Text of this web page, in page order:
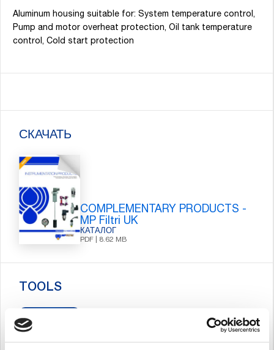
Aluminum housing suitable for: System temperature control,
Pump and motor overheat protection, Oil tank temperature
control, Cold start protection
СКАЧАТЬ
COMPLEMENTARY PRODUCTS -
MP Filtri UK
КАТАЛОГ
PDF | 8.62 MB
TOOLS
FILTER SIZING